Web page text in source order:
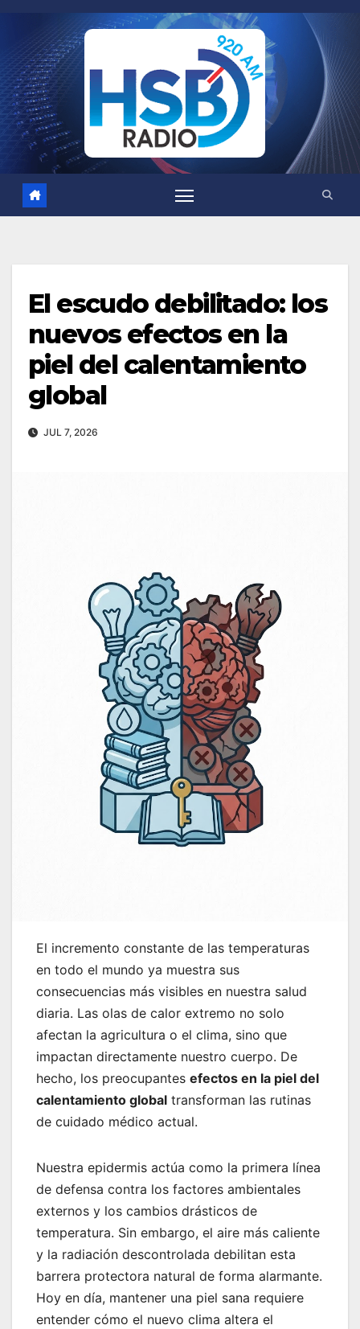
contenido
El escudo debilitado: los
nuevos efectos en la
piel del calentamiento
global
JUL 7, 2026
El incremento constante de las temperaturas
en todo el mundo ya muestra sus
consecuencias más visibles en nuestra salud
diaria. Las olas de calor extremo no solo
afectan la agricultura o el clima, sino que
impactan directamente nuestro cuerpo. De
hecho, los preocupantes efectos en la piel del
calentamiento global transforman las rutinas
de cuidado médico actual.
Nuestra epidermis actúa como la primera línea
de defensa contra los factores ambientales
externos y los cambios drásticos de
temperatura. Sin embargo, el aire más caliente
y la radiación descontrolada debilitan esta
barrera protectora natural de forma alarmante.
Hoy en día, mantener una piel sana requiere
entender cómo el nuevo clima altera el